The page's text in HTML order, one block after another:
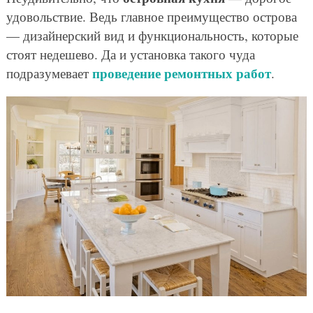
удовольствие. Ведь главное преимущество острова
— дизайнерский вид и функциональность, которые
стоят недешево. Да и установка такого чуда
подразумевает проведение ремонтных работ.